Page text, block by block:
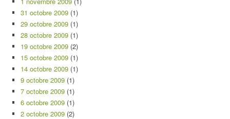
31 octobre 2009 (1)
29 octobre 2009 (1)
28 octobre 2009 (1)
19 octobre 2009 (2)
15 octobre 2009 (1)
14 octobre 2009 (1)
9 octobre 2009 (1)
7 octobre 2009 (1)
6 octobre 2009 (1)
2 octobre 2009 (2)